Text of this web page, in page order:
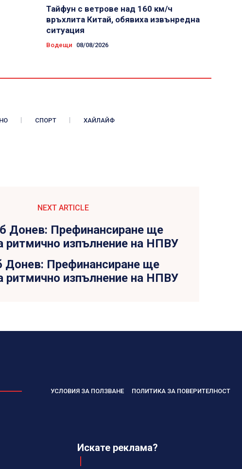
Тайфун с ветрове над 160 км/ч
връхлита Китай, обявиха извънредна
ситуация
Водещи 08/08/2026
СПОРТ ХАЙЛАЙФ
NEXT ARTICLE
Донев: Префинансиране ще
ритмично изпълнение на НПВУ
УСЛОВИЯ ЗА ПОЛЗВАНЕ ПОЛИТИКА ЗА ПОВЕРИТЕЛНОСТ
Искате реклама?